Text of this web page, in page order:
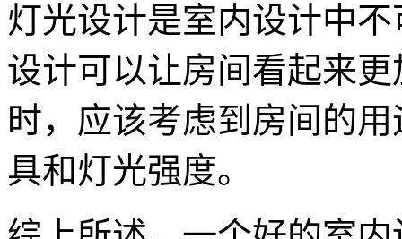
灯光设计是室内设计中
设计可以让房间看起来
时，应该考虑到房间的
具和灯光强度。